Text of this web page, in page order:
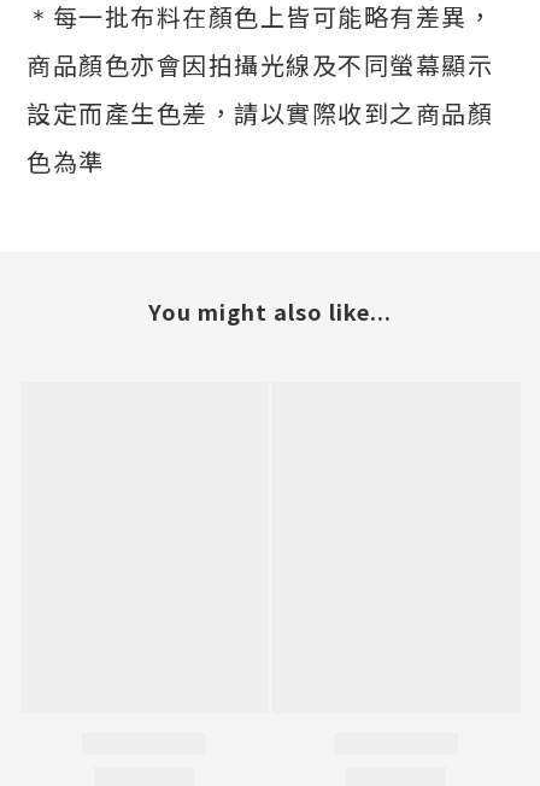
＊ 每一批布料在顏色上皆可能略有差異，
商品顏色亦會因拍攝光線及不同螢幕顯示
設定而產生色差，請以實際收到之商品顏
色為準
You might also like...